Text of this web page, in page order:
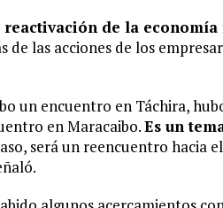
de la
de las acciones de los
un encuentro en Táchira,
en Maracaibo.Es un
será un reencuentro hacia